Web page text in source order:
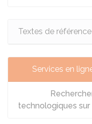
Textes de référence
Services en
technologiques sur